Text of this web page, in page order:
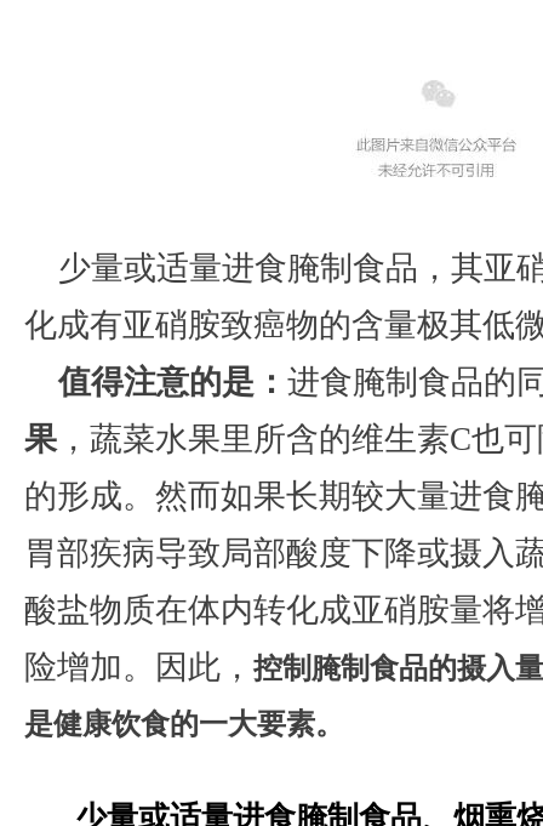
少量或适量进食腌制食品，其亚
化成有亚硝胺致癌物的含量极其低
值得注意的是： 进食腌制食品的
果，蔬菜水果里所含的维生素C也
的形成。然而如果长期较大量进食
胃部疾病导致局部酸度下降或摄入
酸盐物质在体内转化成亚硝胺量将
险增加。因此， 控制腌制食品的摄入
是健康饮食的一大要素。
少量或适量进食腌制食品、烟熏